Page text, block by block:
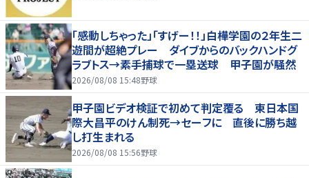
「感動しちゃった」「すげー！！」白樺学園の２年生二
遊間が超絶プレー ダイブからのバックハンドグ
ラブトス→素手捕球で一塁送球 甲子園が騒然
2026/08/08 15:48野球
甲子園ビデオ検証で初めて判定覆る 東日本国
際大昌平のけん制死→セーフに 直後に勝ち越
し打生まれる
2026/08/08 15:56野球